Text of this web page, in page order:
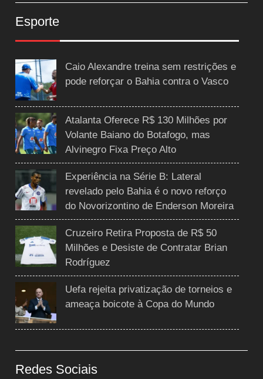
Esporte
Caio Alexandre treina sem restrições e
pode reforçar o Bahia contra o Vasco
Atalanta Oferece R$ 130 Milhões por
Volante Baiano do Botafogo, mas
Alvinegro Fixa Preço Alto
Experiência na Série B: Lateral
revelado pelo Bahia é o novo reforço
do Novorizontino de Enderson Moreira
Cruzeiro Retira Proposta de R$ 50
Milhões e Desiste de Contratar Brian
Rodríguez
Uefa rejeita privatização de torneios e
ameaça boicote à Copa do Mundo
Redes Sociais